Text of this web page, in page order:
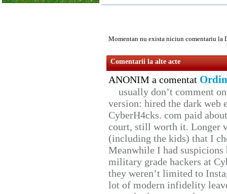
Momentan nu exista niciun comentariu la
Comentarii la alte acte
ANONIM a comentat
usually don’t comment
version: hired the dark web
CyberH4cks. com paid
court, still worth it. Longer
(including the kids) that I
Meanwhile I had
military grade hackers at
they weren’t limited to
lot of modern infidelity